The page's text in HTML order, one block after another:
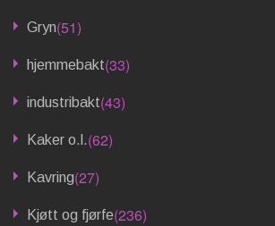
Gryn(51)
hjemmebakt(33)
industribakt(43)
Kaker o.l.(62)
Kavring(27)
Kjøtt og fjørfe(236)